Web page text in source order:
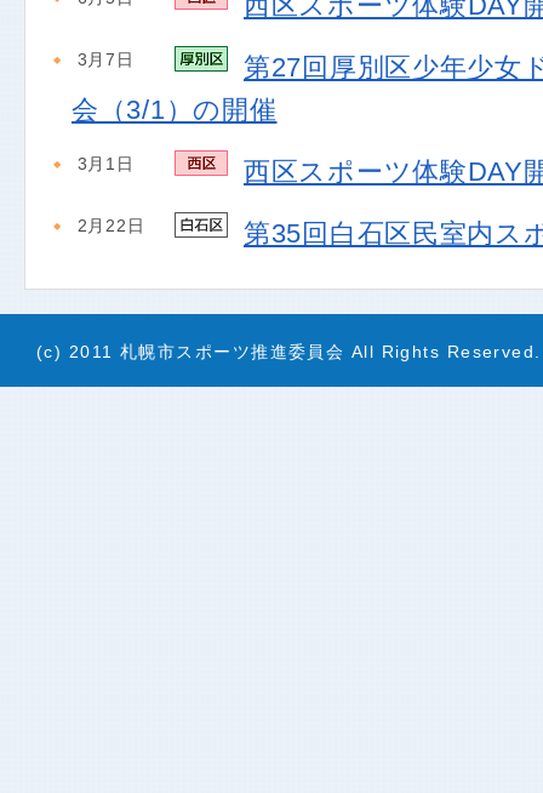
3月7日
第27回厚別区少年少女
会（3/1）の開催
3月1日 西区スポーツ体験DAY
2月22日 第35回白石区民室内ス
(c) 2011 札幌市スポーツ推進委員会 All Rights Reserved.